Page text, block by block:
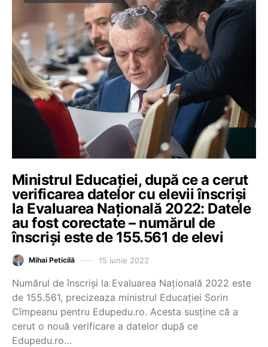
Ministrul Educației, după ce a cerut
verificarea datelor cu elevii înscriși
la Evaluarea Națională 2022: Datele
au fost corectate – numărul de
înscriși este de 155.561 de elevi
Mihai Peticilă 15 iunie 2022
Numărul de înscriși la Evaluarea Națională 2022 este
de 155.561, precizeaza ministrul Educației Sorin
Cîmpeanu pentru Edupedu.ro. Acesta susține că a
cerut o nouă verificare a datelor după ce
Edupedu.ro…